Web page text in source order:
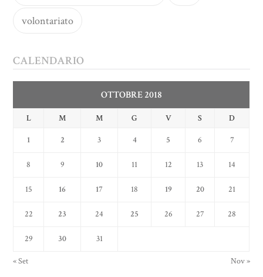
volontariato
CALENDARIO
OTTOBRE 2018
L M M G V S D
1 2 3 4 5 6 7
8 9 10 11 12 13 14
15 16 17 18 19 20 21
22 23 24 25 26 27 28
29 30 31
« Set Nov »